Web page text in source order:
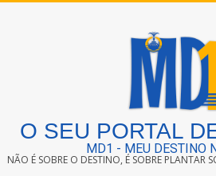
O SEU PORTAL
MD1 - MEU DESTINO
NÃO É SOBRE O DESTINO, É SOBRE PLANTAR